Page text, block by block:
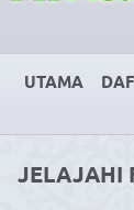
UTAMA
JELAJAHI